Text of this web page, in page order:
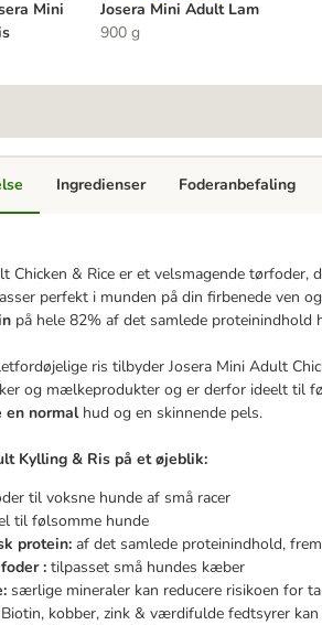
Mini
Josera Mini Adult Lam
900 g
Chicken & Rice er et velsmagende
perfekt i munden på din firbenede ven
på hele 82% af det samlede
ris tilbyder Josera Mini Adult
og mælkeprodukter og er derfor ideelt til
en normal hud og en skinnende pels.
Kylling & Ris på et øjeblik:
til voksne hunde af små racer
til følsomme hunde
protein: af det samlede proteinindhold,
: tilpasset små hundes kæber
særlige mineraler kan reducere risikoen for
Biotin, kobber, zink & værdifulde fedtsyrer
Ingredienser Foderanbefaling